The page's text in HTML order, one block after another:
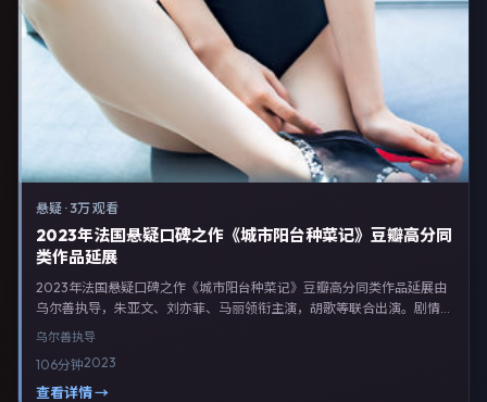
悬疑 ·3万 观看
2023年法国悬疑口碑之作《城市阳台种菜记》豆瓣高分同
类作品延展
2023年法国悬疑口碑之作《城市阳台种菜记》豆瓣高分同类作品延展由
乌尔善执导，朱亚文、刘亦菲、马丽领衔主演，胡歌等联合出演。剧情以
悬疑类型为主线，融合法国本土叙事与人物弧光，适合检索「悬疑电影
上映，随后登陆流媒体与电视端。影片在节奏、摄影与配乐上强调沉浸体
验，可作为片单推荐、影评长文与专题策划的引用素材。
乌尔善执导
106分钟2023
查看详情 →